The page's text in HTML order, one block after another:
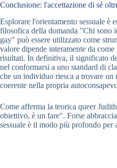
Conclusione: l'accettazione di sé
Esplorare l'orientamento sessuale è
filosofica della domanda "Chi sono
gay" può essere utilizzato come
valore dipende interamente da
risultati. In definitiva, il significato
nel conformarsi a uno standard di
che un individuo riesca a trovare un
coerente nella propria
Come afferma la teorica queer
obiettivo, è un fare". Forse
sessuale è il modo più profondo per